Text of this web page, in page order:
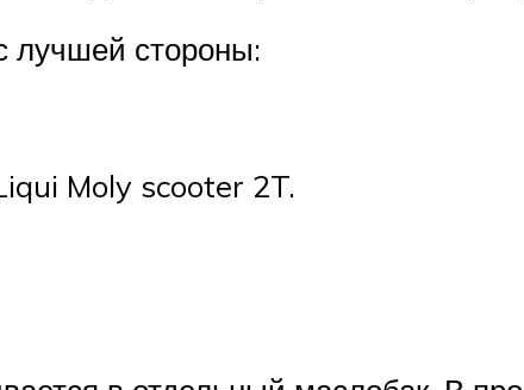
лучшей стороны:
Moly scooter 2T.